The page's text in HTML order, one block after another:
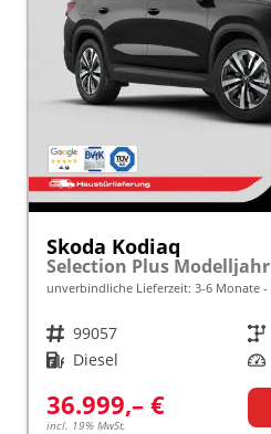
Skoda Kodiaq
unverbindliche Lieferzeit: 3-6 Monate
Fahrzeugnr. 99057 Getriebe
Kraftstoff Diesel Leistung
36.999,– €
incl. 19% MwSt.